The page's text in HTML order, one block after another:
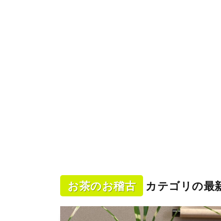
お茶のお稽古 カテゴリの最